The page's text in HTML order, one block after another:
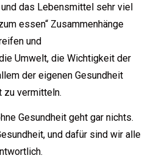
das Lebensmittel sehr viel
essen“ Zusammenhänge
und
Umwelt, die Wichtigkeit der
der eigenen Gesundheit
zu vermitteln.
Gesundheit geht gar nichts.
und dafür sind wir alle